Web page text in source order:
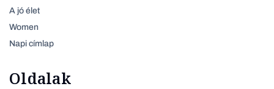
A jó élet
Women
Napi címlap
Oldalak